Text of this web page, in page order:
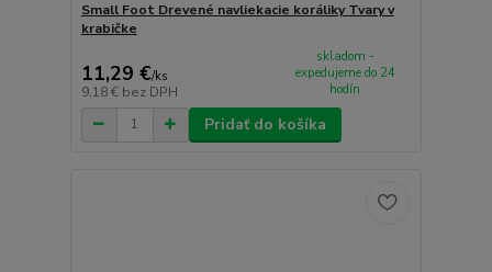
Small Foot Drevené navliekacie koráliky Tvary v
krabičke
11,29 €/ks
9,18 € bez DPH
skladom -
expedujeme do 24
hodín
Pridať do košíka